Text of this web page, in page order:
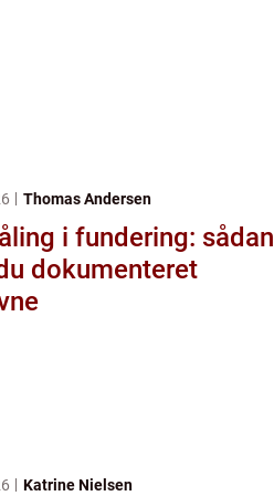
Thomas Andersen
i fundering: sådan
dokumenteret
Katrine Nielsen